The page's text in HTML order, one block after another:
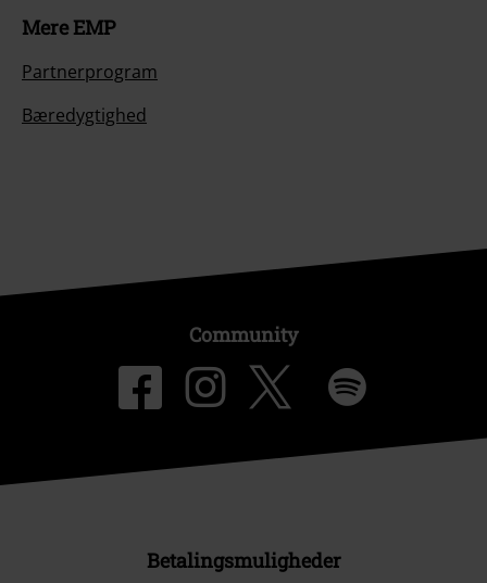
Mere EMP
Partnerprogram
Bæredygtighed
Community
Betalingsmuligheder